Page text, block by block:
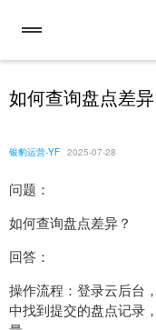
如何查询盘点差异
银豹运营-YF 2025-07-28
问题：
如何查询盘点差异？
回答：
操作流程：登录云后台
中找到提交的盘点记录